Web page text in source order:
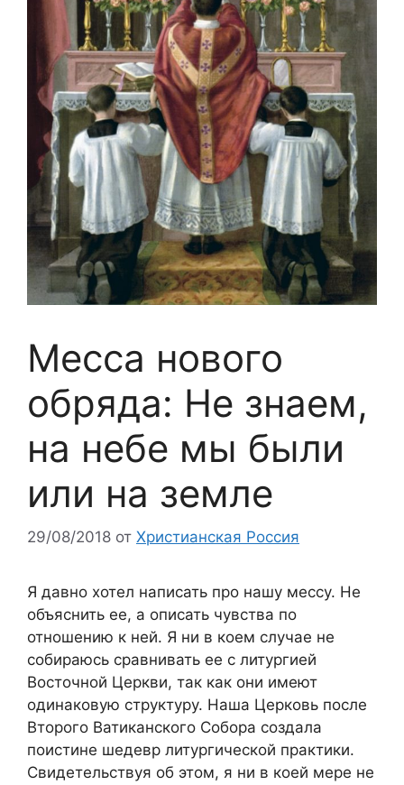
Месса нового
обряда: Не знаем,
на небе мы были
или на земле
29/08/2018 от Христианская Россия
Я давно хотел написать про нашу мессу. Не
объяснить ее, а описать чувства по
отношению к ней. Я ни в коем случае не
собираюсь сравнивать ее с литургией
Восточной Церкви, так как они имеют
одинаковую структуру. Наша Церковь после
Второго Ватиканского Собора создала
поистине шедевр литургической практики.
Свидетельствуя об этом, я ни в коей мере не